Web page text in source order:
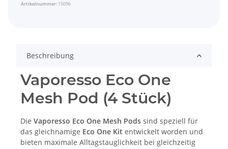
Artikelnummer: 15096
Beschreibung
Vaporesso Eco One
Mesh Pod (4 Stück)
Die Vaporesso Eco One Mesh Pods sind speziell für
das gleichnamige Eco One Kit entwickelt worden und
bieten maximale Alltagstauglichkeit bei gleichzeitig